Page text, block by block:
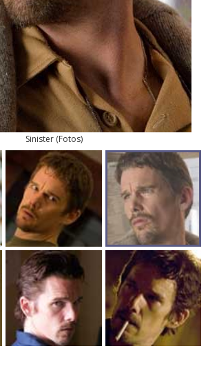
Sinister(Fotos)